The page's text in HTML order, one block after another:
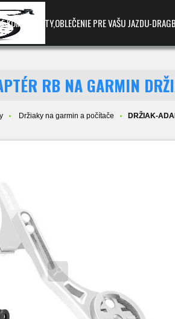
PRE VAŠU JAZDU-
RB NA GARMIN
Držiaky na garmin a počítače DRŽIAK-